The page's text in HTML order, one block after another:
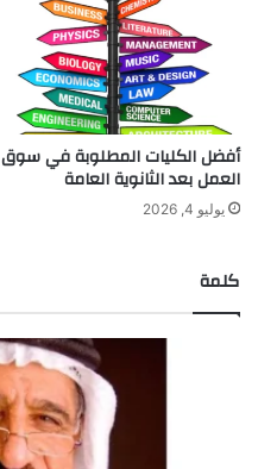
أفضل الكليات المطلوبة في سوق
العمل بعد الثانوية العامة
يوليو 4, 2026
كلمة